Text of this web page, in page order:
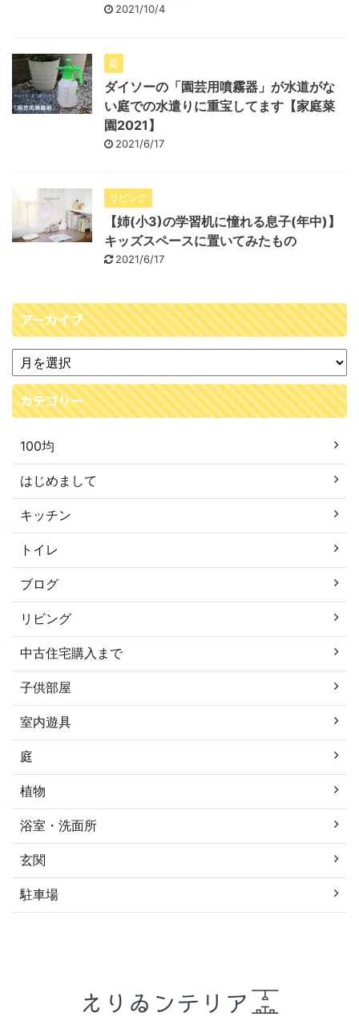
2021/10/4
庭
ダイソーの「園芸用噴霧器」が水道がな
い庭での水遣りに重宝してます【家庭菜
園2021】
2021/6/17
リビング
【姉(小3)の学習机に憧れる息子(年中)】
キッズスペースに置いてみたもの
2021/6/17
アーカイブ
カテゴリー
100均
はじめまして
キッチン
トイレ
ブログ
リビング
中古住宅購入まで
子供部屋
室内遊具
庭
植物
浴室・洗面所
玄関
駐車場